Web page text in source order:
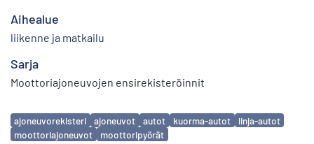
Aihealue
liikenne ja matkailu
Sarja
Moottoriajoneuvojen ensirekisteröinnit
Avainsanat
ajoneuvorekisteri ajoneuvot autot kuorma-autot
linja-autot
moottoriajoneuvot
moottoripyörät